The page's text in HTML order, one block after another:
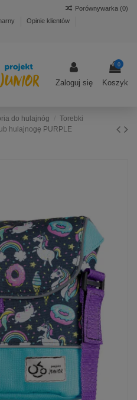
Opinie klientów
Porównywarka (0)
Zaloguj się
0
Koszyk
do hulajnóg
Torebki
hulajnogę PURPLE